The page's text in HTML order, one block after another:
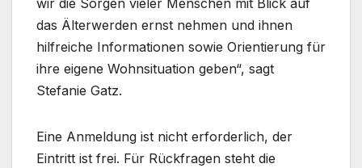
wir die Sorgen vieler Menschen mit Blick auf
das Älterwerden ernst nehmen und ihnen
hilfreiche Informationen sowie Orientierung für
ihre eigene Wohnsituation geben“, sagt
Stefanie Gatz.
Eine Anmeldung ist nicht erforderlich, der
Eintritt ist frei. Für Rückfragen steht die